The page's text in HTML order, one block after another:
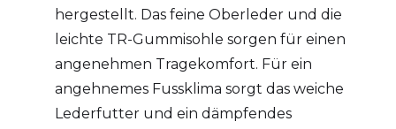
hergestellt. Das feine Oberleder und die
leichte TR-Gummisohle sorgen für einen
angenehmen Tragekomfort. Für ein
angehnemes Fussklima sorgt das weiche
Lederfutter und ein dämpfendes